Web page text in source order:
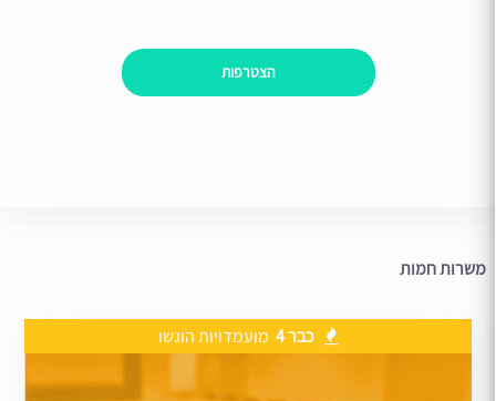
הצטרפות
משרות חמות
כבר 4 מועמדויות הוגשו